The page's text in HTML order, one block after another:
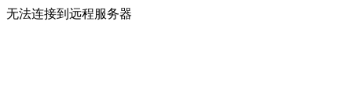
无法连接到远程服务器